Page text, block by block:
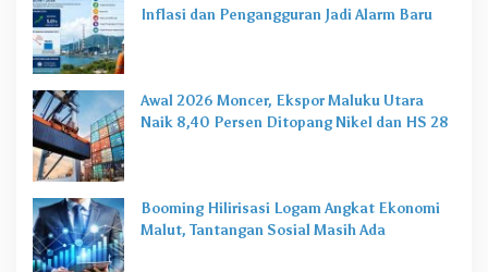
Inflasi dan Pengangguran Jadi Alarm Baru
Awal 2026 Moncer, Ekspor Maluku Utara
Naik 8,40 Persen Ditopang Nikel dan HS 28
Booming Hilirisasi Logam Angkat Ekonomi
Malut, Tantangan Sosial Masih Ada